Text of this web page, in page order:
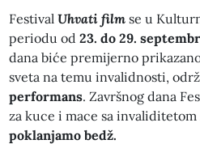
Festival Uhvati film se u
periodu od 23. do 29.
dana biće premijerno
sveta na temu invalidnosti,
performans. Završnog dana
za kuce i mace sa invaliditetom
poklanjamo bedž.